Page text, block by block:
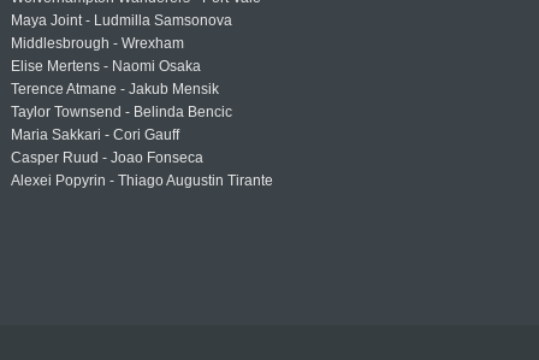
Maya Joint - Ludmilla Samsonova
Middlesbrough - Wrexham
Elise Mertens - Naomi Osaka
Terence Atmane - Jakub Mensik
Taylor Townsend - Belinda Bencic
Maria Sakkari - Cori Gauff
Casper Ruud - Joao Fonseca
Alexei Popyrin - Thiago Augustin Tirante